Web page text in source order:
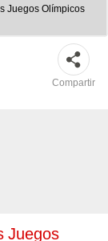
Juegos Olímpicos
Compartir
Juegos